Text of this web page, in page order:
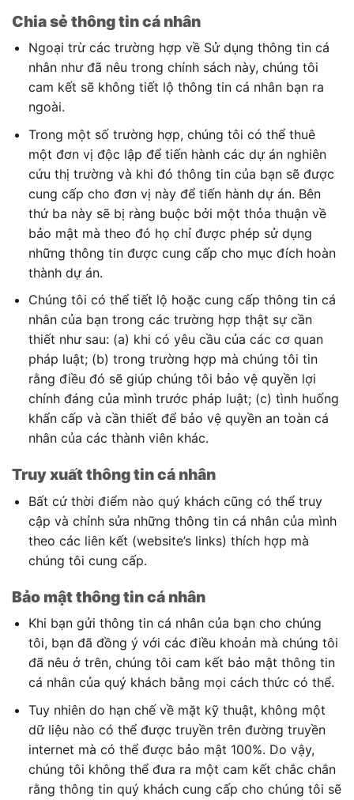
Chia sẻ thông tin cá nhân
Ngoại trừ các trường hợp về Sử dụng thông tin cá
nhân như đã nêu trong chính sách này, chúng tôi
cam kết sẽ không tiết lộ thông tin cá nhân bạn ra
ngoài.
Trong một số trường hợp, chúng tôi có thể thuê
một đơn vị độc lập để tiến hành các dự án nghiên
cứu thị trường và khi đó thông tin của bạn sẽ được
cung cấp cho đơn vị này để tiến hành dự án. Bên
thứ ba này sẽ bị ràng buộc bởi một thỏa thuận về
bảo mật mà theo đó họ chỉ được phép sử dụng
những thông tin được cung cấp cho mục đích hoàn
thành dự án.
Chúng tôi có thể tiết lộ hoặc cung cấp thông tin cá
nhân của bạn trong các trường hợp thật sự cần
thiết như sau: (a) khi có yêu cầu của các cơ quan
pháp luật; (b) trong trường hợp mà chúng tôi tin
rằng điều đó sẽ giúp chúng tôi bảo vệ quyền lợi
chính đáng của mình trước pháp luật; (c) tình huống
khẩn cấp và cần thiết để bảo vệ quyền an toàn cá
nhân của các thành viên khác.
Truy xuất thông tin cá nhân
Bất cứ thời điểm nào quý khách cũng có thể truy
cập và chỉnh sửa những thông tin cá nhân của mình
theo các liên kết (website’s links) thích hợp mà
chúng tôi cung cấp.
Bảo mật thông tin cá nhân
Khi bạn gửi thông tin cá nhân của bạn cho chúng
tôi, bạn đã đồng ý với các điều khoản mà chúng tôi
đã nêu ở trên, chúng tôi cam kết bảo mật thông tin
cá nhân của quý khách bằng mọi cách thức có thể.
Tuy nhiên do hạn chế về mặt kỹ thuật, không một
dữ liệu nào có thể được truyền trên đường truyền
internet mà có thể được bảo mật 100%. Do vậy,
chúng tôi không thể đưa ra một cam kết chắc chắn
rằng thông tin quý khách cung cấp cho chúng tôi sẽ